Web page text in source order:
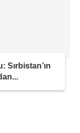
Sırbistan’ın